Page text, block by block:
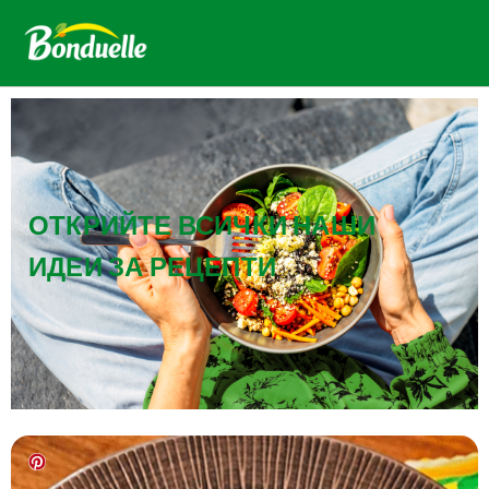
ОТКРИЙТЕ ВСИЧКИ НАШИ
ИДЕИ ЗА РЕЦЕПТИ